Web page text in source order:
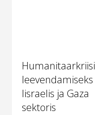
Humanitaarkriisi
leevendamiseks
Iisraelis ja Gaza
sektoris